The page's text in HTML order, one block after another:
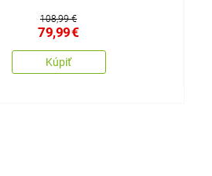
108,99 €
79,99€
Kúpiť